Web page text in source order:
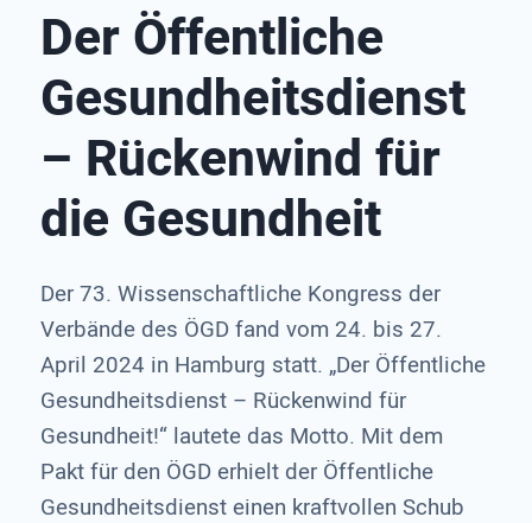
Der Öffent­liche
Gesund­heits­dienst
– Rücken­wind für
die Gesund­heit
Der 73. Wissenschaftliche Kongress der
Verbände des ÖGD fand vom 24. bis 27.
April 2024 in Hamburg statt. „Der Öffentliche
Gesundheitsdienst – Rückenwind für
Gesundheit!“ lautete das Motto. Mit dem
Pakt für den ÖGD erhielt der Öffentliche
Gesundheitsdienst einen kraftvollen Schub